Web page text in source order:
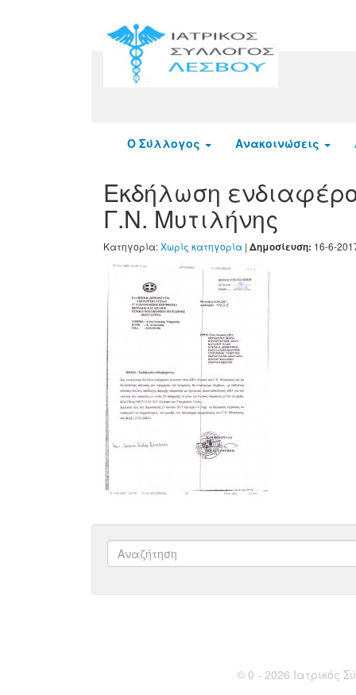
Ο Σύλλογος Ανακοινώσεις
Εκδήλωση
Γ.Ν. Μυτιλήνης
Κατηγορία:Χωρίς κατηγορία | Δημοσίευση: 16-6-
© 0 - 2026 Ιατρικός